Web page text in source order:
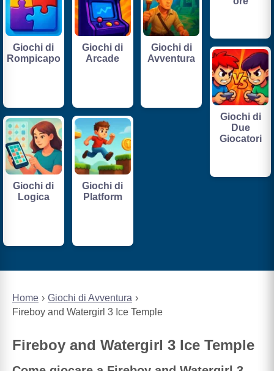
Home
Giochi di Avventura
Fireboy and Watergirl 3 Ice Temple
Fireboy and Watergirl 3 Ice Temple
Giochi di
Rompicapo
Giochi di
Arcade
Giochi di
Avventura
Giochi di
Due
Giocatori
Giochi di
Logica
Giochi di
Platform